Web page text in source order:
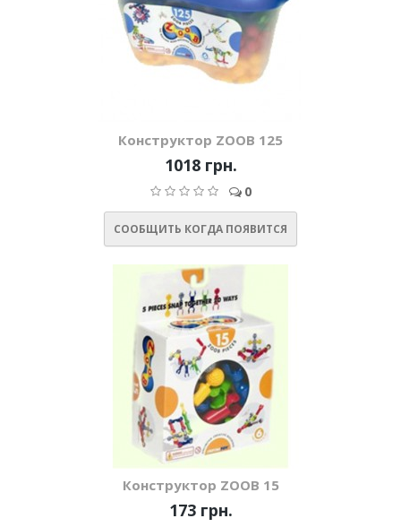
Конструктор ZOOB 125
1018 грн.
0
СООБЩИТЬ КОГДА ПОЯВИТСЯ
Конструктор ZOOB 15
173 грн.